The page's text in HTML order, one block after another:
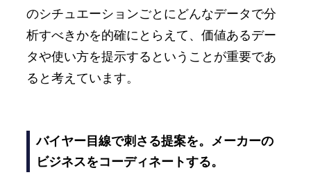
のシチュエーションごとにどんなデータで分
析すべきかを的確にとらえて、価値あるデー
タや使い方を提示するということが重要であ
ると考えています。
バイヤー目線で刺さる提案を。メーカーの
ビジネスをコーディネートする。